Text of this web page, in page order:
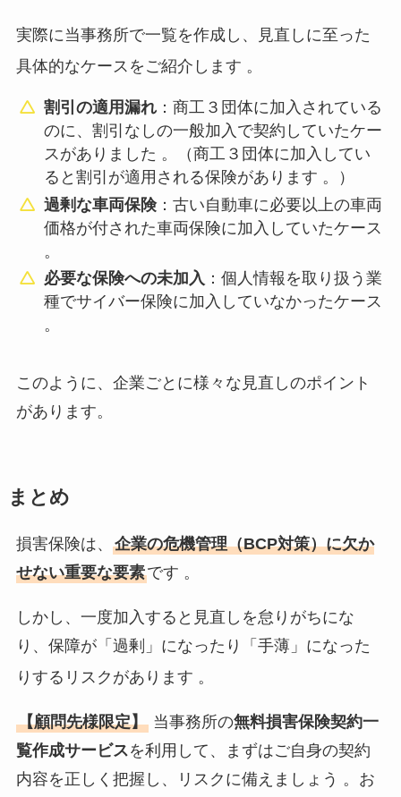
実際に当事務所で一覧を作成し、見直しに至った
具体的なケースをご紹介します 。
割引の適用漏れ ：商工３団体に加入されている
のに、割引なしの一般加入で契約していたケー
スがありました 。（商工３団体に加入してい
ると割引が適用される保険があります 。）
過剰な車両保険：古い自動車に必要以上の車両
価格が付された車両保険に加入していたケース
。
必要な保険への未加入 ：個人情報を取り扱う業
種でサイバー保険に加入していなかったケース
。
このように、企業ごとに様々な見直しのポイント
があります。
まとめ
損害保険は、 企業の危機管理（BCP対策）に欠か
せない重要な要素です 。
しかし、一度加入すると見直しを怠りがちにな
り、保障が「過剰」になったり「手薄」になった
りするリスクがあります 。
【顧問先様限定】当事務所の無料損害保険契約一
覧作成サービスを利用して、まずはご自身の契約
内容を正しく把握し、リスクに備えましょう 。お